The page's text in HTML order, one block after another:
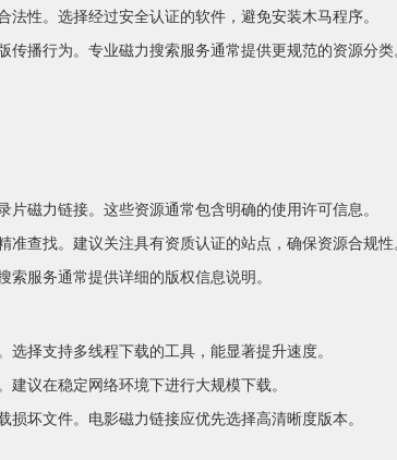
性。选择经过安全认证的软件，避免安装木马程序。
播行为。专业磁力搜索服务通常提供更规范的资源分类
磁力链接。这些资源通常包含明确的使用许可信息。
查找。建议关注具有资质认证的站点，确保资源合规性
服务通常提供详细的版权信息说明。
择支持多线程下载的工具，能显著提升速度。
议在稳定网络环境下进行大规模下载。
坏文件。电影磁力链接应优先选择高清晰度版本。